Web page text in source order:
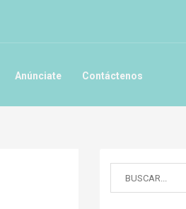
Anúnciate Contáctenos